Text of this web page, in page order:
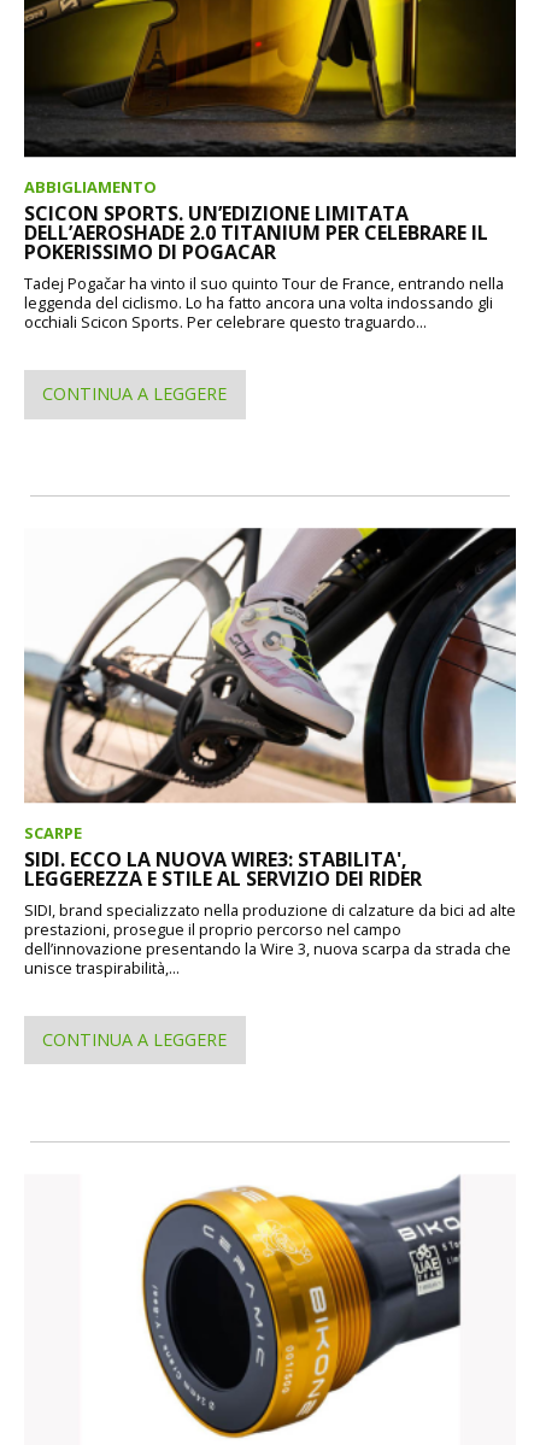
ABBIGLIAMENTO
SCICON SPORTS. UN’EDIZIONE LIMITATA
DELL’AEROSHADE 2.0 TITANIUM PER CELEBRARE IL
POKERISSIMO DI POGACAR
Tadej Pogačar ha vinto il suo quinto Tour de France, entrando nella
leggenda del ciclismo. Lo ha fatto ancora una volta indossando gli
occhiali Scicon Sports. Per celebrare questo traguardo...
CONTINUA A LEGGERE
SCARPE
SIDI. ECCO LA NUOVA WIRE3: STABILITA',
LEGGEREZZA E STILE AL SERVIZIO DEI RIDER
SIDI, brand specializzato nella produzione di calzature da bici ad alte
prestazioni, prosegue il proprio percorso nel campo
dell’innovazione presentando la Wire 3, nuova scarpa da strada che
unisce traspirabilità,...
CONTINUA A LEGGERE